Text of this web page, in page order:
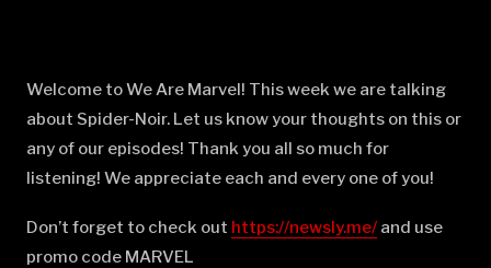
Welcome to We Are Marvel! This week we are talking
about Spider-Noir. Let us know your thoughts on this or
any of our episodes! Thank you all so much for
listening! We appreciate each and every one of you!
Don’t forget to check out ⁠⁠⁠⁠⁠⁠⁠⁠⁠⁠⁠⁠⁠⁠⁠⁠⁠⁠⁠⁠⁠⁠⁠⁠⁠⁠⁠⁠⁠⁠⁠⁠⁠⁠⁠⁠⁠⁠⁠⁠⁠⁠⁠⁠⁠⁠⁠⁠⁠⁠⁠⁠⁠⁠⁠⁠⁠⁠⁠⁠⁠⁠⁠⁠https://newsly.me/⁠⁠⁠⁠⁠⁠⁠⁠⁠⁠⁠⁠⁠⁠⁠⁠⁠⁠⁠⁠⁠⁠⁠⁠⁠⁠⁠⁠⁠⁠⁠⁠⁠⁠⁠⁠⁠⁠⁠⁠⁠⁠⁠⁠⁠⁠⁠⁠⁠⁠⁠⁠⁠⁠⁠⁠⁠⁠⁠⁠⁠⁠⁠⁠ and use
promo code MARVEL